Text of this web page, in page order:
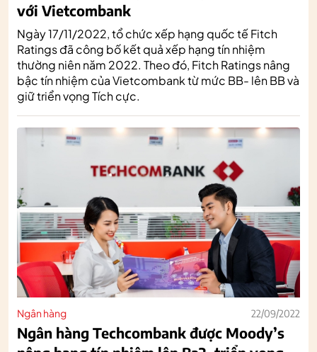
với Vietcombank
Ngày 17/11/2022, tổ chức xếp hạng quốc tế Fitch
Ratings đã công bố kết quả xếp hạng tín nhiệm
thường niên năm 2022. Theo đó, Fitch Ratings nâng
bậc tín nhiệm của Vietcombank từ mức BB- lên BB và
giữ triển vọng Tích cực.
Ngân hàng 22/09/2022
Ngân hàng Techcombank được Moody’s